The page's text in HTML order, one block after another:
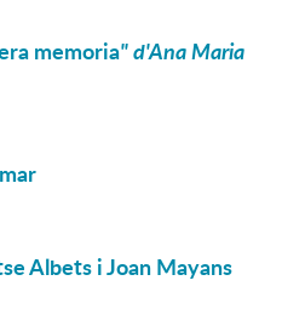
memoria" d'Ana Maria
Albets i Joan Mayans